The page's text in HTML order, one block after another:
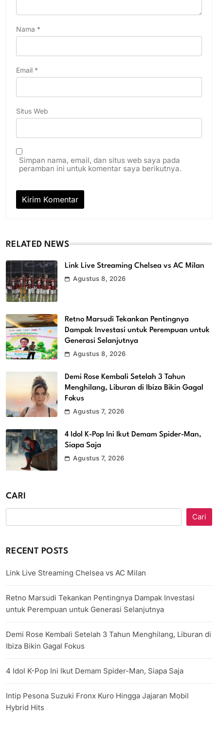
Nama *
Email *
Situs Web
Simpan nama, email, dan situs web saya pada
peramban ini untuk komentar saya berikutnya.
RELATED NEWS
Link Live Streaming Chelsea vs AC Milan
Agustus 8, 2026
Retno Marsudi Tekankan Pentingnya
Dampak Investasi untuk Perempuan untuk
Generasi Selanjutnya
Agustus 8, 2026
Demi Rose Kembali Setelah 3 Tahun
Menghilang, Liburan di Ibiza Bikin Gagal
Fokus
Agustus 7, 2026
4 Idol K-Pop Ini Ikut Demam Spider-Man,
Siapa Saja
Agustus 7, 2026
CARI
Cari
RECENT POSTS
Link Live Streaming Chelsea vs AC Milan
Retno Marsudi Tekankan Pentingnya Dampak Investasi
untuk Perempuan untuk Generasi Selanjutnya
Demi Rose Kembali Setelah 3 Tahun Menghilang, Liburan di
Ibiza Bikin Gagal Fokus
4 Idol K-Pop Ini Ikut Demam Spider-Man, Siapa Saja
Intip Pesona Suzuki Fronx Kuro Hingga Jajaran Mobil
Hybrid Hits